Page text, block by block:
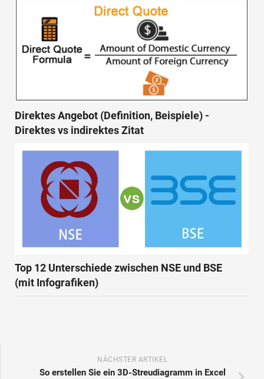
Direktes Angebot (Definition, Beispiele) -
Direktes vs indirektes Zitat
Top 12 Unterschiede zwischen NSE und BSE
(mit Infografiken)
NÄCHSTER ARTIKEL
So erstellen Sie ein 3D-Streudiagramm in Excel